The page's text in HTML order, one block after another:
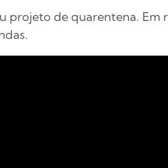
projeto de quarentena.